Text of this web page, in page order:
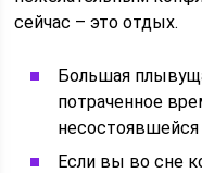
сейчас – это отдых.
Большая
потраченное
несостоявшейся
Если вы во сне